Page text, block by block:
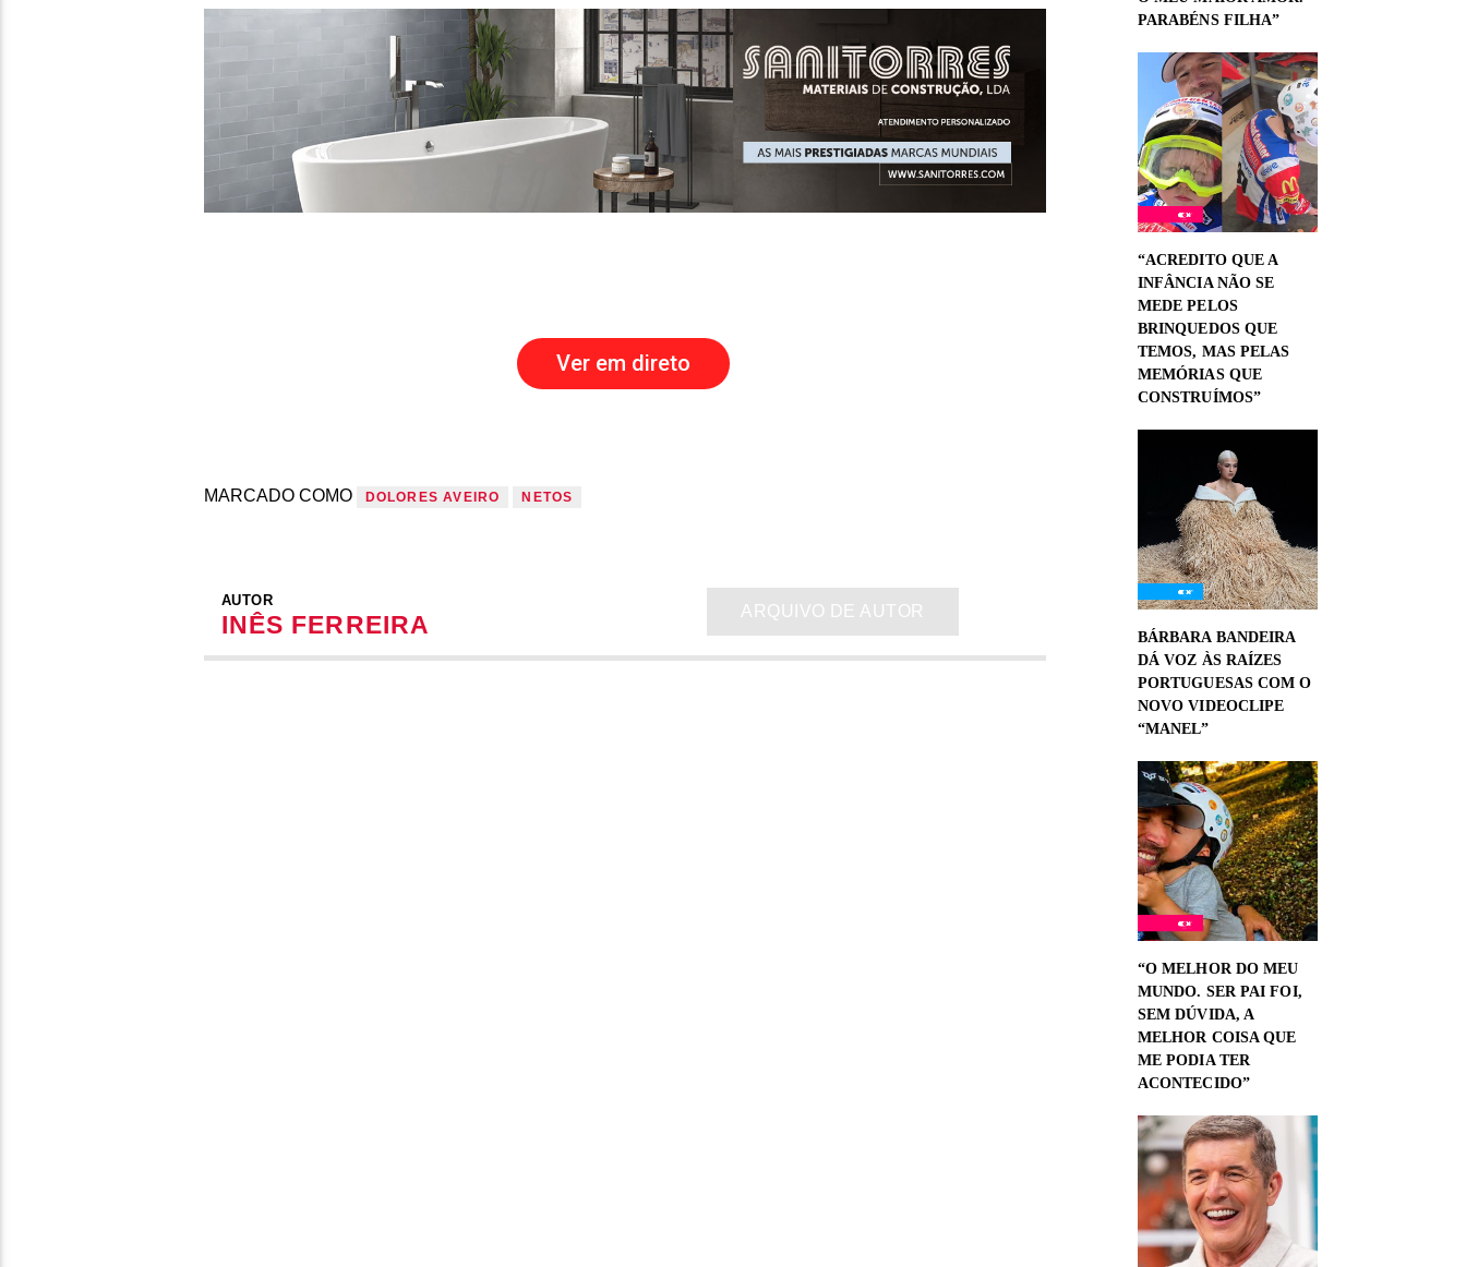
Ver em direto
MARCADO COMO DOLORES AVEIRO NETOS
AUTOR
INÊS FERREIRA
ARQUIVO DE AUTOR
PARABÉNS FILHA”
“ACREDITO QUE A
INFÂNCIA NÃO SE
MEDE PELOS
BRINQUEDOS QUE
TEMOS, MAS PELAS
MEMÓRIAS QUE
CONSTRUÍMOS”
BÁRBARA BANDEIRA
DÁ VOZ ÀS RAÍZES
PORTUGUESAS COM O
NOVO VIDEOCLIPE
“MANEL”
“O MELHOR DO MEU
MUNDO. SER PAI FOI,
SEM DÚVIDA, A
MELHOR COISA QUE
ME PODIA TER
ACONTECIDO”